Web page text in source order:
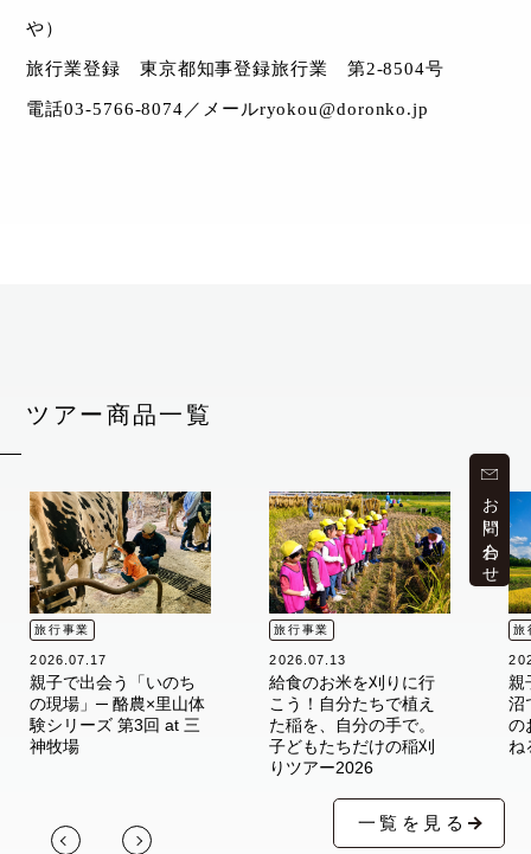
や）
旅行業登録 東京都知事登録旅行業 第2-8504号
電話03-5766-8074／メールryokou@doronko.jp
ツアー商品一覧
旅行事業
2026.07.17
親子で出会う「いのち
の現場」─ 酪農×里山体
験シリーズ 第3回 at 三
神牧場
旅行事業
2026.07.13
給食のお米を刈りに行
こう！自分たちで植え
た稲を、自分の手で。
子どもたちだけの稲刈
りツアー2026
旅
親
沼
の
ね
一覧を見る
お問い合わせ